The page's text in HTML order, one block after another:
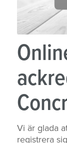
Vi är glada
registrera